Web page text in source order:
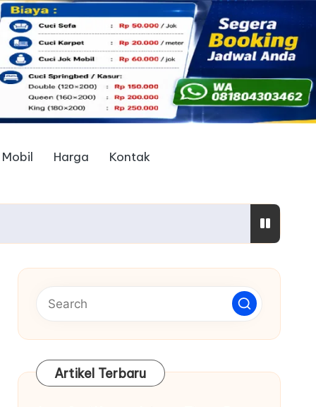
Harga Kontak
Artikel Terbaru